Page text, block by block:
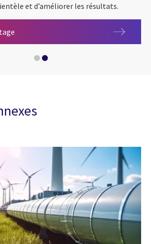
Énergies renouvelables
et d’améliorer les résultats.